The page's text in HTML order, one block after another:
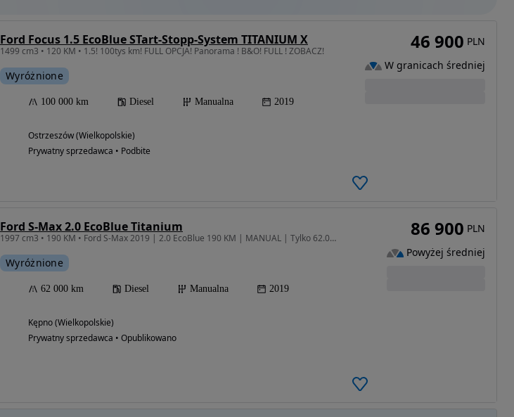
Ford Focus 1.5 EcoBlue STart-Stopp-System TITANIUM X
1499 cm3 • 120 KM • 1.5! 100tys km! FULL OPCJA! Panorama ! B&O! FULL ! ZOBACZ!
Wyróżnione
100 000 km Diesel Manualna 2019
Ostrzeszów (Wielkopolskie)
Prywatny sprzedawca • Podbite
46 900 PLN
W granicach średniej
Ford S-Max 2.0 EcoBlue Titanium
1997 cm3 • 190 KM • Ford S-Max 2019 | 2.0 EcoBlue 190 KM | MANUAL | Tylko 62.000km!
Wyróżnione
62 000 km Diesel Manualna 2019
Kępno (Wielkopolskie)
Prywatny sprzedawca • Opublikowano
86 900 PLN
Powyżej średniej